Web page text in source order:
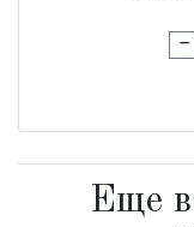
-
Еще